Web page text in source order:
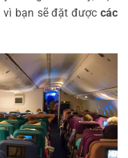
bạn sẽ đặt được các